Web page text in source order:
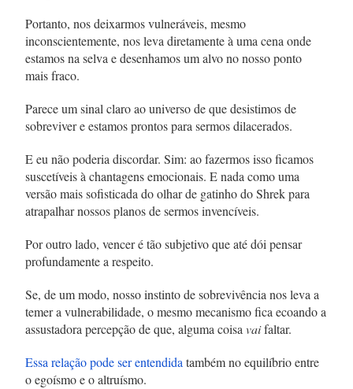
Portanto, nos deixarmos vulneráveis, mesmo
inconscientemente, nos leva diretamente à uma cena onde
estamos na selva e desenhamos um alvo no nosso ponto
mais fraco.
Parece um sinal claro ao universo de que desistimos de
sobreviver e estamos prontos para sermos dilacerados.
E eu não poderia discordar. Sim: ao fazermos isso ficamos
suscetíveis à chantagens emocionais. E nada como uma
versão mais sofisticada do olhar de gatinho doShrek para
atrapalhar nossos planos de sermos invencíveis.
Por outro lado, vencer é tão subjetivo que até dói pensar
profundamente a respeito.
Se, de um modo, nosso instinto de sobrevivência nos leva a
temer a vulnerabilidade, o mesmo mecanismo fica ecoando a
assustadora percepção de que, alguma coisavaifaltar.
Essa relação pode ser entendida também no equilíbrio entre
o egoísmo e o altruísmo.